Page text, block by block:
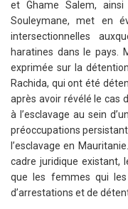
et Ghame Salem,
Souleymane, met en
intersectionnelles
haratines dans le pays.
exprimée sur la
Rachida, qui ont été
après avoir révélé le cas
à l’esclavage au sein
préoccupations
l’esclavage en
cadre juridique existant,
que les femmes qui les
d’arrestations et de